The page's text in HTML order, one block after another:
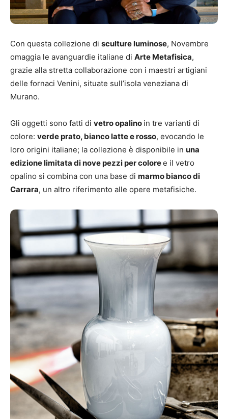
Con questa collezione di sculture luminose, Novembre
omaggia le avanguardie italiane di Arte Metafisica,
grazie alla stretta collaborazione con i maestri artigiani
delle fornaci Venini, situate sull’isola veneziana di
Murano.
Gli oggetti sono fatti di vetro opalino in tre varianti di
colore: verde prato, bianco latte e rosso, evocando le
loro origini italiane; la collezione è disponibile in una
edizione limitata di nove pezzi per coloree il vetro
opalino si combina con una base di marmo bianco di
Carrara, un altro riferimento alle opere metafisiche.